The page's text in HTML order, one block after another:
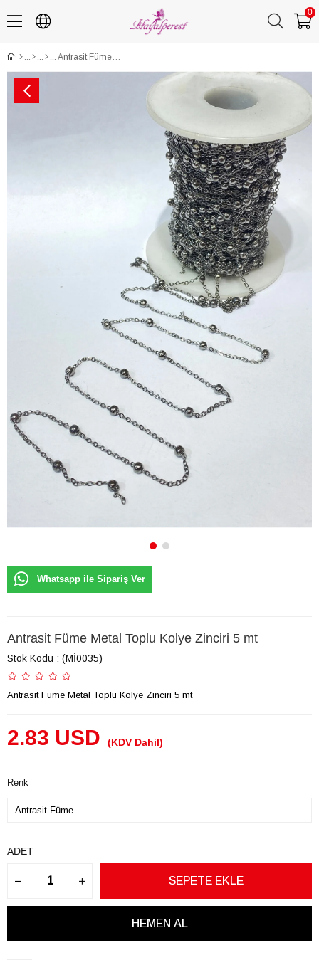
0
Antrasit Füme Metal Toplu Kolye Zinciri 5 mt
Whatsapp ile Sipariş Ver
Antrasit Füme Metal Toplu Kolye Zinciri 5 mt
Stok Kodu (Mİ0035)
Antrasit Füme Metal Toplu Kolye Zinciri 5 mt
2.83 USD (KDV Dahil)
Renk
ADET